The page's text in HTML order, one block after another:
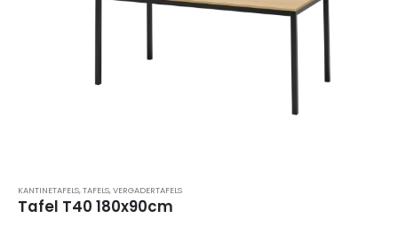
KANTINETAFELS,TAFELS,VERGADERTAFELS
Tafel T40 180x90cm